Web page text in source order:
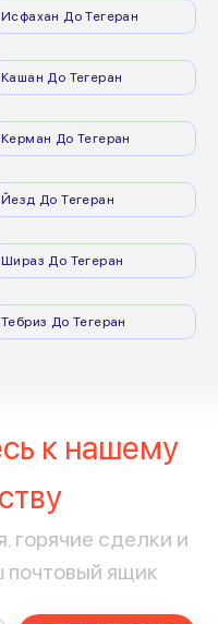
Исфахан До Тегеран
Кашан До Тегеран
Керман До Тегеран
Йезд До Тегеран
Шираз До Тегеран
Тебриз До Тегеран
к нашему
горячие сделки и
почтовый ящик